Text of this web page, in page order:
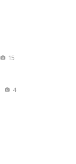
15
4